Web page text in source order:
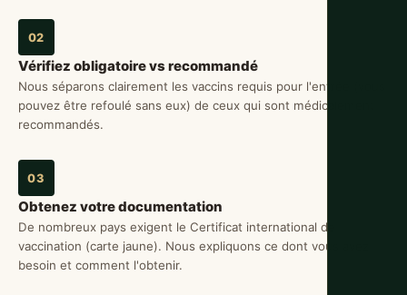
02
Vérifiez obligatoire vs recommandé
Nous séparons clairement les vaccins requis pour l'entrée (vous
pouvez être refoulé sans eux) de ceux qui sont médicalement
recommandés.
03
Obtenez votre documentation
De nombreux pays exigent le Certificat international de
vaccination (carte jaune). Nous expliquons ce dont vous avez
besoin et comment l'obtenir.